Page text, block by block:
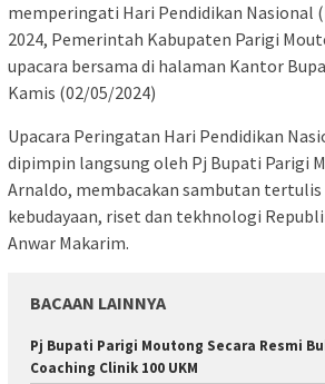
memperingati Hari Pendidikan Nasional
2024, Pemerintah Kabupaten Parigi
upacara bersama di halaman Kantor
Kamis (02/05/2024)
Upacara Peringatan Hari Pendidikan
dipimpin langsung oleh Pj Bupati Parigi
Arnaldo, membacakan sambutan
kebudayaan, riset dan tekhnologi
Anwar Makarim.
BACAAN LAINNYA
Pj Bupati Parigi Moutong Secara Resmi
Coaching Clinik 100 UKM